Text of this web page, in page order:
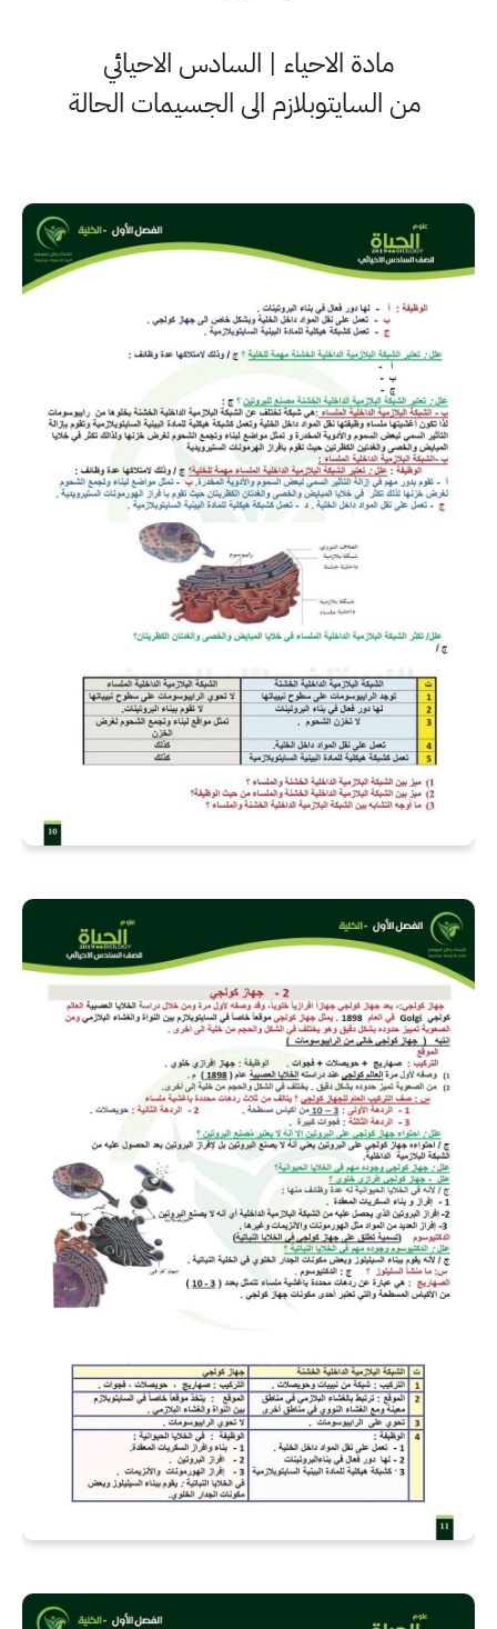
مادة الاحياء | السادس الاحيائي
من السايتوبلازم الى الجسيمات الحالة